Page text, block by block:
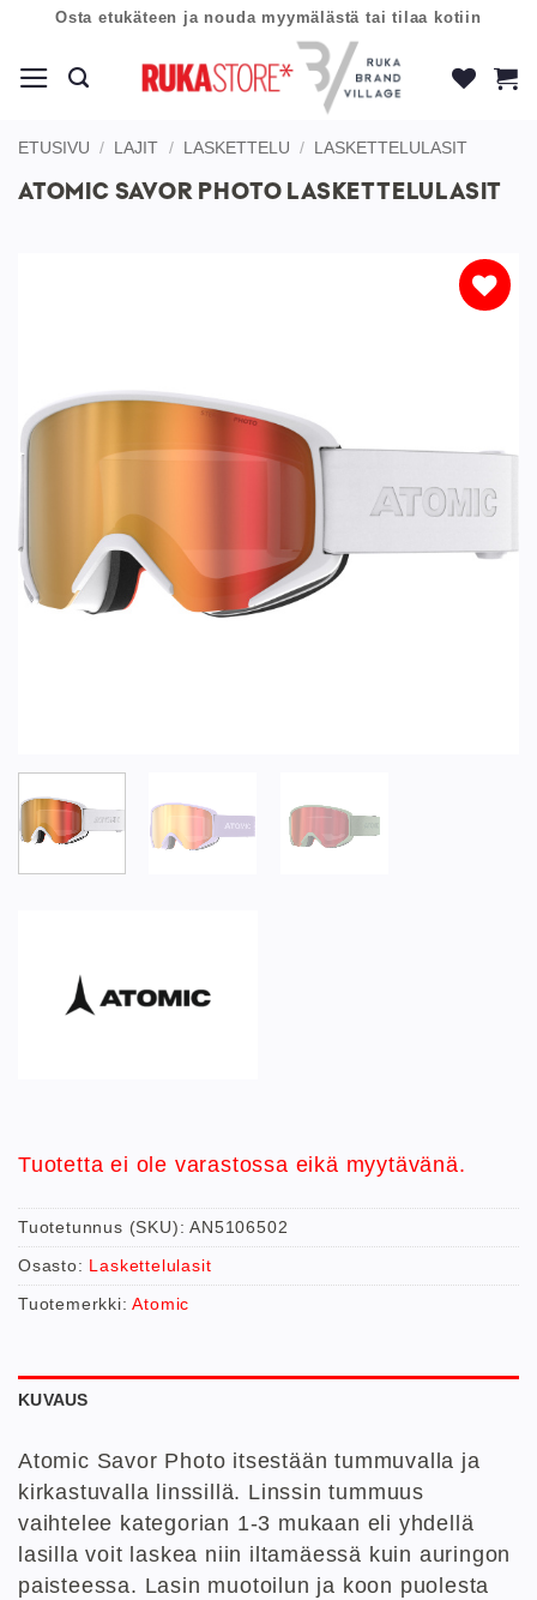
content
Osta etukäteen ja nouda myymälästä tai tilaa kotiin
ETUSIVU / LAJIT / LASKETTELU / LASKETTELULASIT
ATOMIC SAVOR PHOTO LASKETTELULASIT
Tuotetta ei ole varastossa eikä myytävänä.
Tuotetunnus (SKU):AN5106502
Osasto: Laskettelulasit
Tuotemerkki:Atomic
KUVAUS
Atomic Savor Photo itsestään tummuvalla ja
kirkastuvalla linssillä. Linssin tummuus
vaihtelee kategorian 1-3 mukaan eli yhdellä
lasilla voit laskea niin iltamäessä kuin auringon
paisteessa. Lasin muotoilun ja koon puolesta